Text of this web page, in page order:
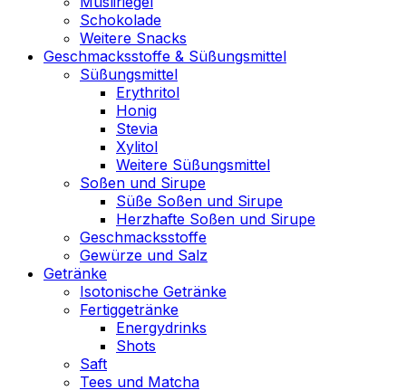
Schokolade
Weitere Snacks
Geschmacksstoffe & Süßungsmittel
Süßungsmittel
Erythritol
Honig
Stevia
Xylitol
Weitere Süßungsmittel
Soßen und Sirupe
Süße Soßen und Sirupe
Herzhafte Soßen und Sirupe
Geschmacksstoffe
Gewürze und Salz
Getränke
Isotonische Getränke
Fertiggetränke
Energydrinks
Shots
Saft
Tees und Matcha